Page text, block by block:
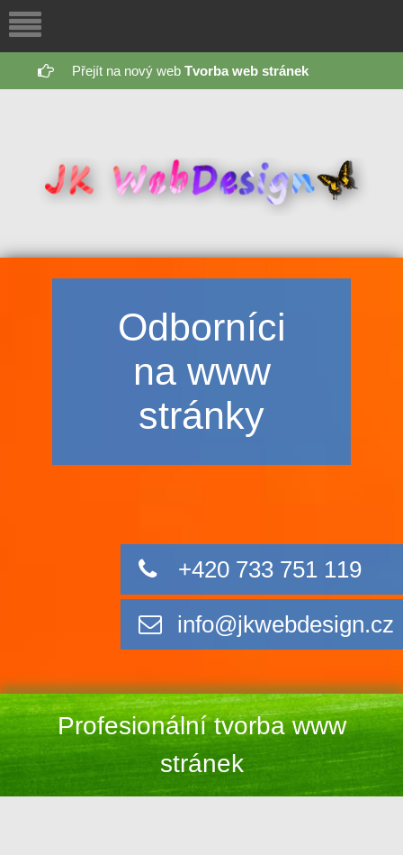
Přejít na nový webTvorba web stránek
Odborníci
na www
stránky
+420 733 751 119
info@jkwebdesign.cz
Profesionální tvorba www
stránek